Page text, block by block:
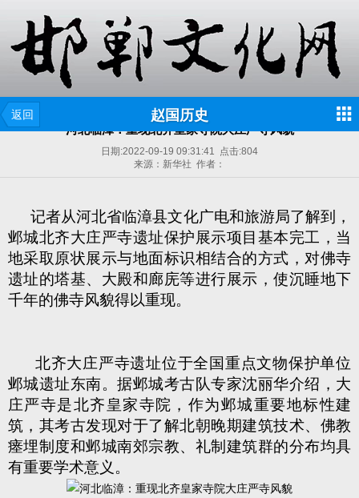
返回 赵国历史
河北临漳：重现北齐皇家寺院大庄严寺风貌
日期:2022-09-19 09:31:41 点击:804
来源：新华社 作者：
记者从河北省临漳县文化广电和旅游局了解到，
邺城北齐大庄严寺遗址保护展示项目基本完工，当
地采取原状展示与地面标识相结合的方式，对佛寺
遗址的塔基、大殿和廊庑等进行展示，使沉睡地下
千年的佛寺风貌得以重现。
北齐大庄严寺遗址位于全国重点文物保护单位
邺城遗址东南。据邺城考古队专家沈丽华介绍，大
庄严寺是北齐皇家寺院，作为邺城重要地标性建
筑，其考古发现对于了解北朝晚期建筑技术、佛教
瘗埋制度和邺城南郊宗教、礼制建筑群的分布均具
有重要学术意义。